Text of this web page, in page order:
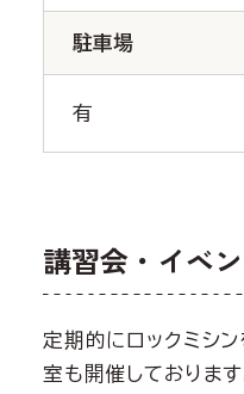
駐車場
有
講習会・イベ
定期的にロックミシ
室も開催しておりま